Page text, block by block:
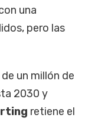
una
pero las
un millón de
2030 y
retiene el